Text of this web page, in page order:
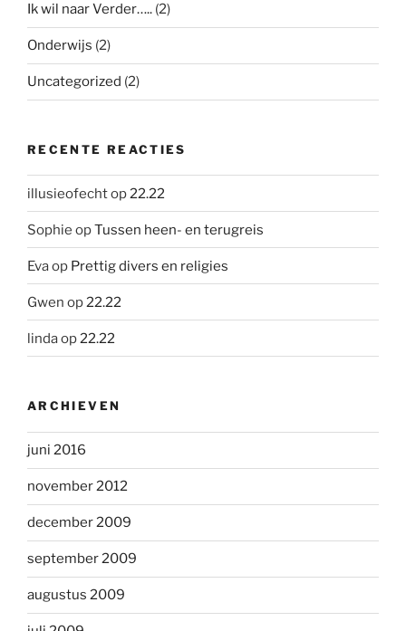
Ik wil naar Verder….. (2)
Onderwijs (2)
Uncategorized (2)
RECENTE REACTIES
illusieofechtop22.22
Sophie opTussen heen- en terugreis
Evaop Prettig divers en religies
Gwen op22.22
lindaop22.22
ARCHIEVEN
juni 2016
november 2012
december 2009
september 2009
augustus 2009